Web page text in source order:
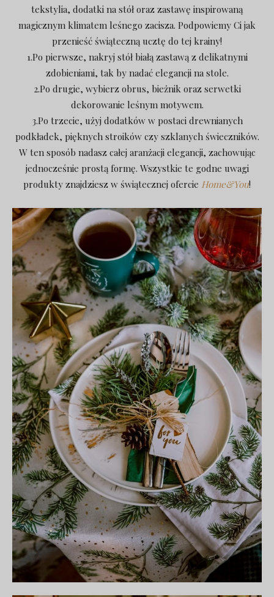
tekstylia, dodatki na stół oraz zastawę inspirowaną
magicznym klimatem leśnego zacisza. Podpowiemy Ci jak
przenieść świąteczną ucztę do tej krainy!
1.Po pierwsze, nakryj stół białą zastawą z delikatnymi
zdobieniami, tak by nadać elegancji na stole.
2.Po drugie, wybierz obrus, bieżnik oraz serwetki
dekorowanie leśnym motywem.
3.Po trzecie, użyj dodatków w postaci drewnianych
podkładek, pięknych stroików czy szklanych świeczników.
W ten sposób nadasz całej aranżacji elegancji, zachowując
jednocześnie prostą formę. Wszystkie te godne uwagi
produkty znajdziesz w świątecznej ofercie Home&You!